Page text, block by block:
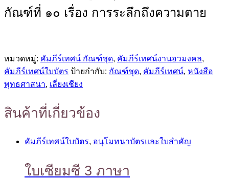
กัณฑ์ที่ ๑๐ เรื่อง การระลึกถึงความตาย
หมวดหมู่: คัมภีร์เทศน์ กัณฑ์ชุด, คัมภีร์เทศน์งานอวมงคล,
คัมภีร์เทศน์ใบบัตร ป้ายกำกับ: กัณฑ์ชุด, คัมภีร์เทศน์, หนังสือ
พุทธศาสนา, เลี่ยงเชียง
สินค้าที่เกี่ยวข้อง
คัมภีร์เทศน์ใบบัตร, อนุโมทนาบัตรและใบสำคัญ
ใบเซียมซี 3 ภาษา